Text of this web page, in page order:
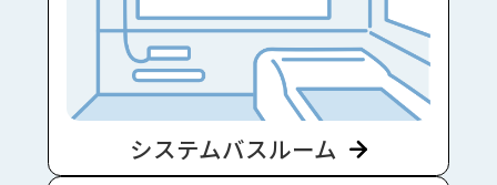
システムバスルーム